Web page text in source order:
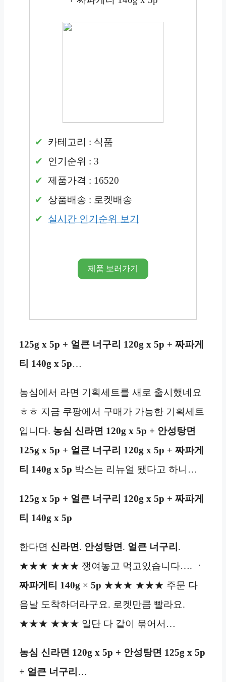
카테고리 : 식품
인기순위 : 3
제품가격 : 16520
상품배송 : 로켓배송
실시간 인기순위 보기
제품 보러가기
125g x 5p + 얼큰 너구리 120g x 5p + 짜파게
티 140g x 5p…
농심에서 라면 기획세트를 새로 출시했네요
ㅎㅎ 지금 쿠팡에서 구매가 가능한 기획세트
입니다. 농심 신라면 120g x 5p + 안성탕면
125g x 5p + 얼큰 너구리 120g x 5p + 짜파게
티 140g x 5p 박스는 리뉴얼 됐다고 하니…
125g x 5p + 얼큰 너구리 120g x 5p + 짜파게
티 140g x 5p
한다면 신라면 . 안성탕면 . 얼큰 너구리 .
★★★ ★★★ 쟁여놓고 먹고있습니다…. ㆍ
짜파게티 140g × 5p ★★★ ★★★ 주문 다
음날 도착하더라구요. 로켓만큼 빨라요.
★★★ ★★★ 일단 다 같이 묶어서…
농심 신라면 120g x 5p + 안성탕면 125g x 5p
+ 얼큰 너구리 …